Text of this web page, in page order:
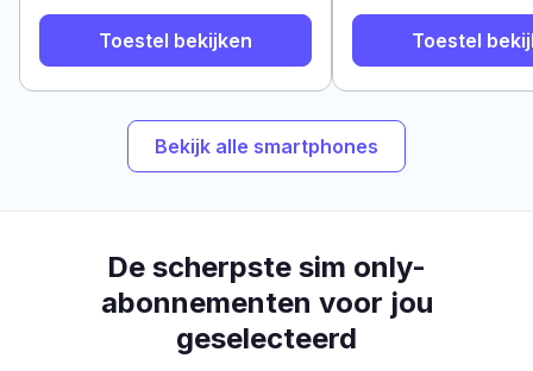
Toestel bekijken Toestel
Bekijk alle smartphones
De scherpste sim only-
abonnementen voor jou
geselecteerd